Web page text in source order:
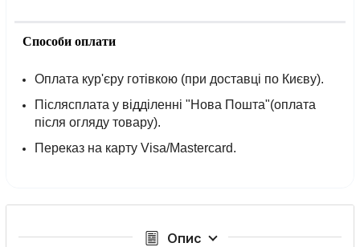
Способи оплати
Оплата кур'єру готівкою (при доставці по Києву).
Післясплата у відділенні "Нова Пошта"(оплата
після огляду товару).
Переказ на карту Visa/Mastercard.
Опис